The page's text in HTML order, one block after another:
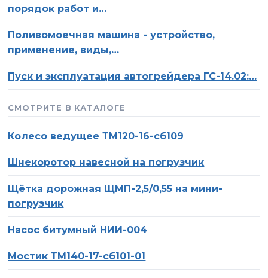
Сервис
Вакансии
Отзывы
Контакты
Ваш телефон
это поле пустым.
Нажимая на кнопку «Отправить», вы соглашаетесь на
обработку персональных данных, а также с
порядок работ и…
Поливомоечная машина - устройство,
применение, виды,…
Пуск и эксплуатация автогрейдера ГС-14.02:…
СМОТРИТЕ В КАТАЛОГЕ
Колесо ведущее ТМ120-16-сб109
Шнекоротор навесной на погрузчик
Щётка дорожная ЩМП-2,5/0,55 на мини-
погрузчик
Насос битумный НИИ-004
Мостик ТМ140-17-сб101-01